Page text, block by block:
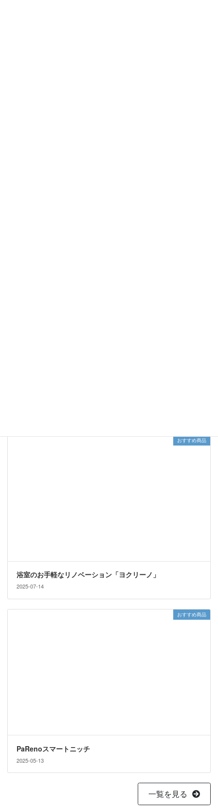
おすすめ商品
浴室のお手軽なリノベーション「ヨクリーノ」
2025-07-14
おすすめ商品
PaRenoスマートニッチ
2025-05-13
一覧を見る